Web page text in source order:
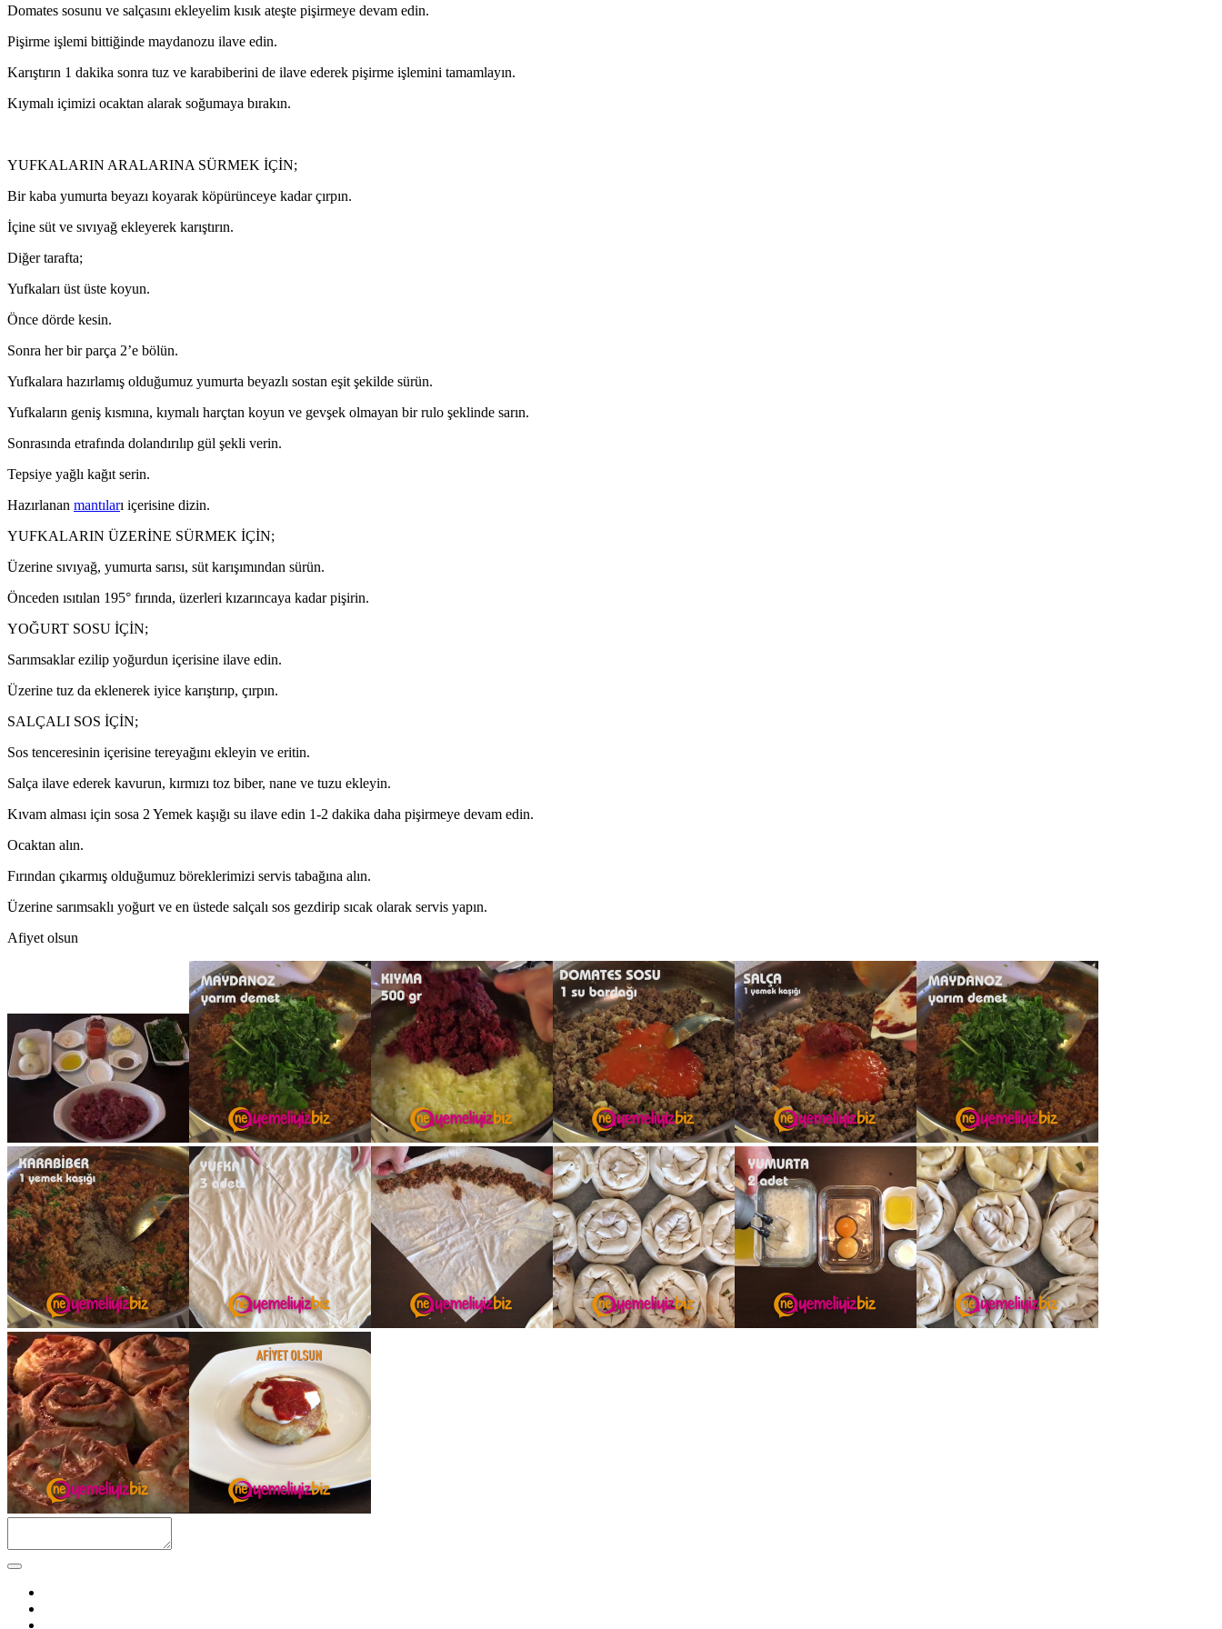
Domates sosunu ve salçasını ekleyelim kısık ateşte pişirmeye devam edin.
Pişirme işlemi bittiğinde maydanozu ilave edin.
Karıştırın 1 dakika sonra tuz ve karabiberini de ilave ederek pişirme işlemini tamamlayın.
Kıymalı içimizi ocaktan alarak soğumaya bırakın.
YUFKALARIN ARALARINA SÜRMEK İÇİN;
Bir kaba yumurta beyazı koyarak köpürünceye kadar çırpın.
İçine süt ve sıvıyağ ekleyerek karıştırın.
Diğer tarafta;
Yufkaları üst üste koyun.
Önce dörde kesin.
Sonra her bir parça 2’e bölün.
Yufkalara hazırlamış olduğumuz yumurta beyazlı sostan eşit şekilde sürün.
Yufkaların geniş kısmına, kıymalı harçtan koyun ve gevşek olmayan bir rulo şeklinde sarın.
Sonrasında etrafında dolandırılıp gül şekli verin.
Tepsiye yağlı kağıt serin.
Hazırlanan mantıları içerisine dizin.
YUFKALARIN ÜZERİNE SÜRMEK İÇİN;
Üzerine sıvıyağ, yumurta sarısı, süt karışımından sürün.
Önceden ısıtılan 195° fırında, üzerleri kızarıncaya kadar pişirin.
YOĞURT SOSU İÇİN;
Sarımsaklar ezilip yoğurdun içerisine ilave edin.
Üzerine tuz da eklenerek iyice karıştırıp, çırpın.
SALÇALI SOS İÇİN;
Sos tenceresinin içerisine tereyağını ekleyin ve eritin.
Salça ilave ederek kavurun, kırmızı toz biber, nane ve tuzu ekleyin.
Kıvam alması için sosa 2 Yemek kaşığı su ilave edin 1-2 dakika daha pişirmeye devam edin.
Ocaktan alın.
Fırından çıkarmış olduğumuz böreklerimizi servis tabağına alın.
Üzerine sarımsaklı yoğurt ve en üstede salçalı sos gezdirip sıcak olarak servis yapın.
Afiyet olsun